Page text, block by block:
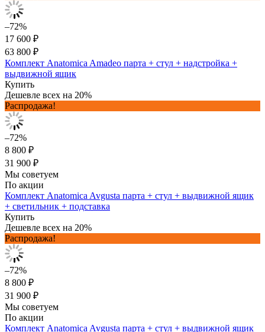
–72%
17 600 ₽
63 800 ₽
Комплект Anatomica Amadeo парта + стул + надстройка +
выдвижной ящик
Купить
Дешевле всех на 20%
Распродажа!
–72%
8 800 ₽
31 900 ₽
Мы советуем
По акции
Комплект Anatomica Avgusta парта + стул + выдвижной ящик
+ светильник + подставка
Купить
Дешевле всех на 20%
Распродажа!
–72%
8 800 ₽
31 900 ₽
Мы советуем
По акции
Комплект Anatomica Avgusta парта + стул + выдвижной ящик